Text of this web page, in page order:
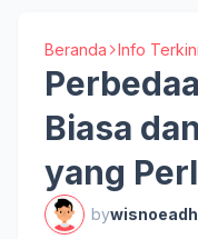
Beranda Info Terkini
Biasa
yang
by